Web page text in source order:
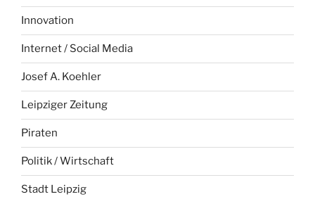
Innovation
Internet / Social Media
Josef A. Koehler
Leipziger Zeitung
Piraten
Politik / Wirtschaft
Stadt Leipzig